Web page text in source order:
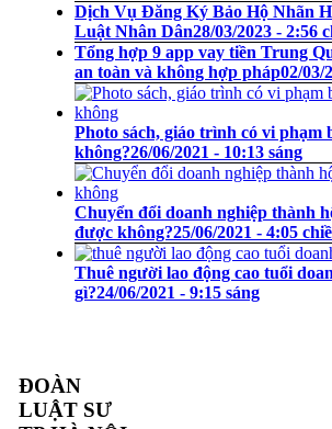
Dịch Vụ Đăng Ký Bảo Hộ Nhãn
Luật Nhân Dân28/03/2023 - 2:56
Tổng hợp 9 app vay tiền Trung
an toàn và không hợp pháp02/03/
Photo sách, giáo trình có vi phạm
không?26/06/2021 - 10:13 sáng
Chuyển đổi doanh nghiệp thành
được không?25/06/2021 - 4:05
Thuê người lao động cao tuổi
gì?24/06/2021 - 9:15 sáng
ĐOÀN
LUẬT SƯ